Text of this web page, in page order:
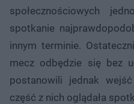
społecznościowych
spotkanie
innym terminie.
mecz odbędzie się bez
postanowili jednak
część z nich oglądała